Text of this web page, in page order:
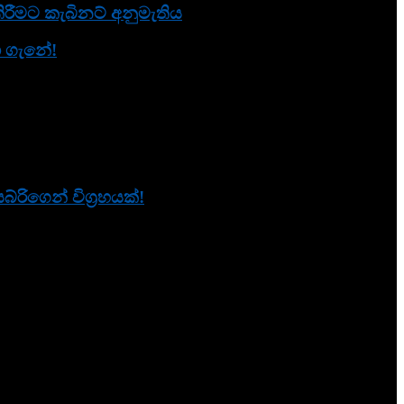
කැබිනට් අනුමැතිය
ගැනේ!
විග්‍රහයක්!